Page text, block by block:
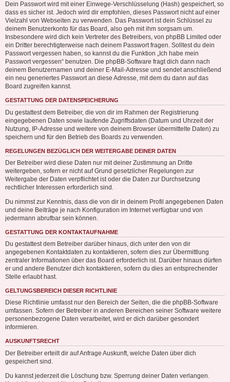
Dein Passwort wird mit einer Einwege-Verschlüsselung (Hash) gespeichert, so
dass es sicher ist. Jedoch wird dir empfohlen, dieses Passwort nicht auf einer
Vielzahl von Webseiten zu verwenden. Das Passwort ist dein Schlüssel zu
deinem Benutzerkonto für das Board, also geh mit ihm sorgsam um.
Insbesondere wird dich kein Vertreter des Betreibers, von phpBB Limited oder
ein Dritter berechtigterweise nach deinem Passwort fragen. Solltest du dein
Passwort vergessen haben, so kannst du die Funktion „Ich habe mein
Passwort vergessen“ benutzen. Die phpBB-Software fragt dich dann nach
deinem Benutzernamen und deiner E-Mail-Adresse und sendet anschließend
ein neu generiertes Passwort an diese Adresse, mit dem du dann auf das
Board zugreifen kannst.
GESTATTUNG DER DATENSPEICHERUNG
Du gestattest dem Betreiber, die von dir im Rahmen der Registrierung
eingegebenen Daten sowie laufende Zugriffsdaten (Datum und Uhrzeit der
Nutzung, IP-Adresse und weitere von deinem Browser übermittelte Daten) zu
speichern und für den Betrieb des Boards zu verwenden.
REGELUNGEN BEZÜGLICH DER WEITERGABE DEINER DATEN
Der Betreiber wird diese Daten nur mit deiner Zustimmung an Dritte
weitergeben, sofern er nicht auf Grund gesetzlicher Regelungen zur
Weitergabe der Daten verpflichtet ist oder die Daten zur Durchsetzung
rechtlicher Interessen erforderlich sind.
Du nimmst zur Kenntnis, dass die von dir in deinem Profil angegebenen Daten
und deine Beiträge je nach Konfiguration im Internet verfügbar und von
jedermann abrufbar sein können.
GESTATTUNG DER KONTAKTAUFNAHME
Du gestattest dem Betreiber darüber hinaus, dich unter den von dir
angegebenen Kontaktdaten zu kontaktieren, sofern dies zur Übermittlung
zentraler Informationen über das Board erforderlich ist. Darüber hinaus dürfen
er und andere Benutzer dich kontaktieren, sofern du dies an entsprechender
Stelle erlaubt hast.
GELTUNGSBEREICH DIESER RICHTLINIE
Diese Richtlinie umfasst nur den Bereich der Seiten, die die phpBB-Software
umfassen. Sofern der Betreiber in anderen Bereichen seiner Software weitere
personenbezogene Daten verarbeitet, wird er dich darüber gesondert
informieren.
AUSKUNFTSRECHT
Der Betreiber erteilt dir auf Anfrage Auskunft, welche Daten über dich
gespeichert sind.
Du kannst jederzeit die Löschung bzw. Sperrung deiner Daten verlangen.